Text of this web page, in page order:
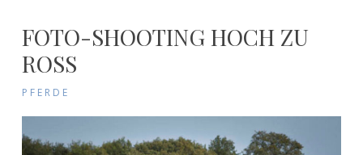
FOTO-SHOOTING HOCH ZU
ROSS
PFERDE